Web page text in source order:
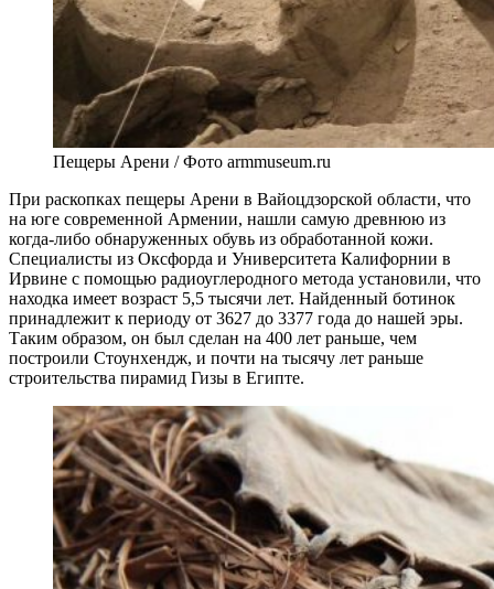
Пещеры Арени / Фото armmuseum.ru
При раскопках пещеры Арени в Вайоцдзорской области, что
на юге современной Армении, нашли самую древнюю из
когда-либо обнаруженных обувь из обработанной кожи.
Специалисты из Оксфорда и Университета Калифорнии в
Ирвине с помощью радиоуглеродного метода установили, что
находка имеет возраст 5,5 тысячи лет. Найденный ботинок
принадлежит к периоду от 3627 до 3377 года до нашей эры.
Таким образом, он был сделан на 400 лет раньше, чем
построили Стоунхендж, и почти на тысячу лет раньше
строительства пирамид Гизы в Египте.